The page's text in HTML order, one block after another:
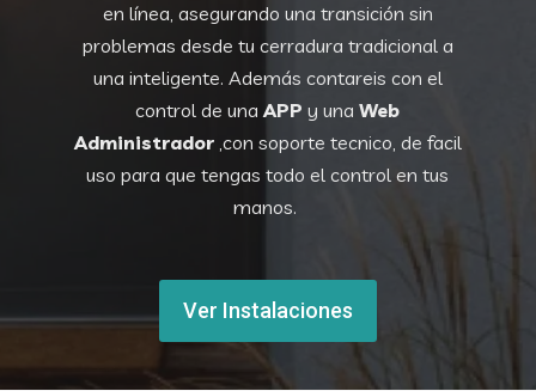
en línea, asegurando una transición sin
problemas desde tu cerradura tradicional a
una inteligente. Además contareis con el
control de unaAPP y unaWeb
Administrador,con soporte tecnico, de facil
uso para que tengas todo el control en tus
manos.
Ver Instalaciones